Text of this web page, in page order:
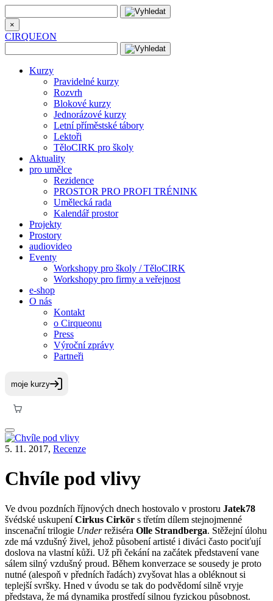
×
CIRQUEON
Kurzy
Pravidelné kurzy
Rozvrh
Blokové kurzy
Jednorázové kurzy
Letní příměstské tábory
Lektoři
TěloCIRK pro školy
Aktuality
pro umělce
Rezidence
PROSTOR PRO PROFI TRÉNINK
Umělecká rada
Kalendář prostor
Projekty
Prostory
audiovideo
Eventy
Workshopy pro školy / TěloCIRK
Workshopy pro firmy a veřejnost
e-shop
O nás
Kontakt
o Cirqueonu
Press
Výroční zprávy
Partneři
5. 11. 2017, Recenze
Chvíle pod vlivy
Ve dvou pozdních říjnových dnech hostovalo v prostoru Jatek78
švédské uskupeníCirkus Cirkör s třetím dílem stejnojmenné
inscenační trilogie Underrežiséra Olle Strandberga. Stěžejní úlohu
zde má vzdušný živel, jehož působení artisté i diváci často pociťují
doslova na vlastní kůži. Už při čekání na začátek představení vane
sálem silný vzdušný proud. Během konverzace se sousedy je proto
nutné (alespoň v předních řadách) zvyšovat hlas a obléknout si
teplejší svršky. Hned v úvodu se tak do podvědomí silně vryje
představa, že má dynamika prostředí silnou fyzickou působnost.